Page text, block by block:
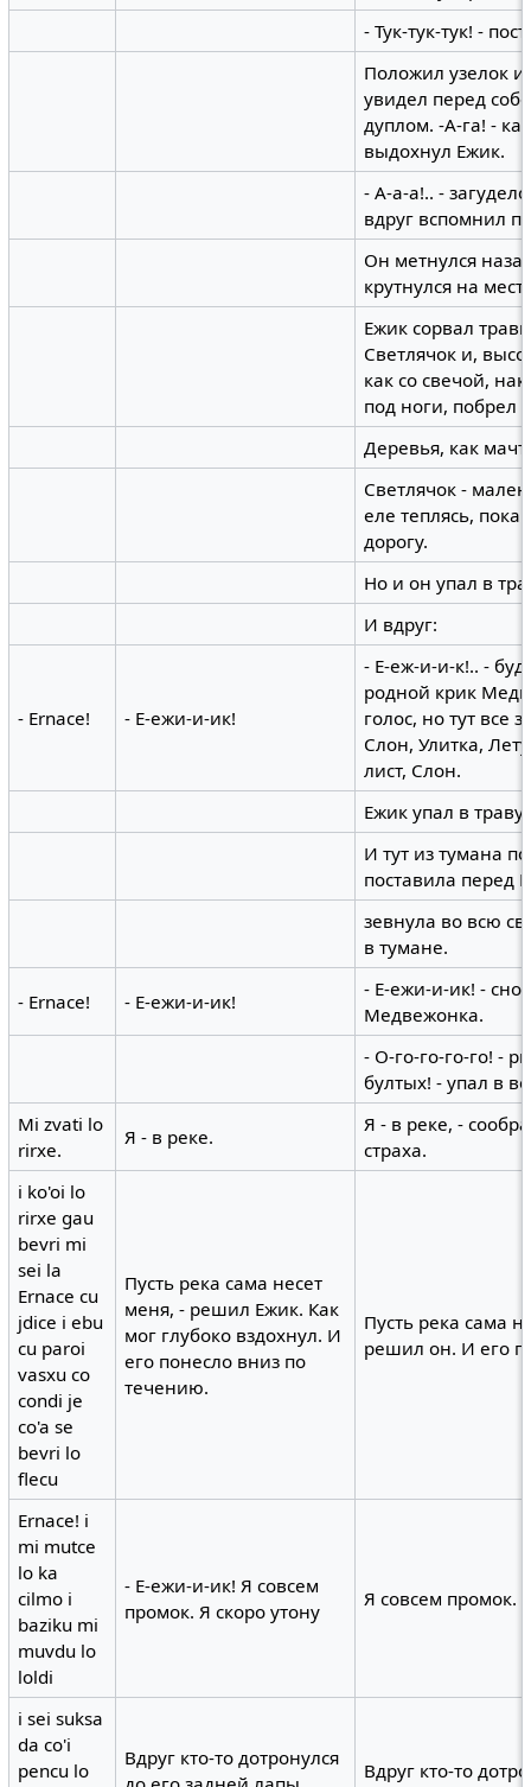
- Тук-тук-тук! -
Положил узелок
увидел перед
дуплом. -А-га! -
выдохнул Ежик.
- А-а-а!.. -
вдруг вспомнил
Он метнулся
крутнулся на
Ежик сорвал
Светлячок и,
как со свечой,
под ноги, побрел
Деревья, как
Светлячок -
еле теплясь,
дорогу.
Но и он упал в
И вдруг:
- Ernace! - Е-ежи-и-ик!
- Е-еж-и-и-к!.. -
родной крик
голос, но тут все
Слон, Улитка,
лист, Слон.
Ежик упал в
И тут из тумана
поставила перед
зевнула во всю
в тумане.
- Ernace! - Е-ежи-и-ик!
- Е-ежи-и-ик! -
Медвежонка.
- О-го-го-го-го! -
бултых! - упал в
Mi zvati lo
rirxe.
Я - в реке.
Я - в реке, -
страха.
i ko'oi lo
rirxe gau
bevri mi
sei la
Ernace cu
jdice i ebu
cu paroi
vasxu co
condi je
co'a se
bevri lo
flecu
Пусть река сама несет
меня, - решил Ежик. Как
мог глубоко вздохнул. И
его понесло вниз по
течению.
Пусть река сама
решил он. И его
Ernace! i
mi mutce
lo ka
cilmo i
baziku mi
muvdu lo
loldi
- Е-ежи-и-ик! Я совсем
промок. Я скоро утону
Я совсем промок.
i sei suksa
da co'i
pencu lo
Вдруг кто-то дотронулся
Вдруг кто-то